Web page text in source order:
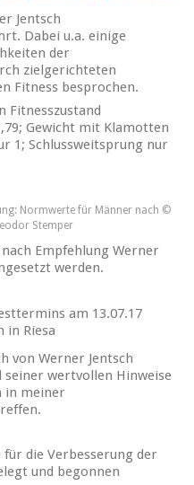
Jentsch
Dabei u.a. einige
der
zielgerichteten
Fitness besprochen.
Fitnesszustand
Gewicht mit Klamotten
1; Schlussweitsprung nur
Normwerte für Männer nach ©
Stemper
Empfehlung Werner
werden.
am 13.07.17
in Riesa
von Werner Jentsch
seiner wertvollen Hinweise
in meiner
die Verbesserung der
und begonnen